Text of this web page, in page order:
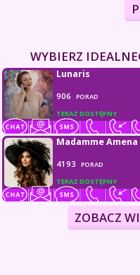
WYBIERZ
TERAZ DOSTĘPNY
Lunaris
906
PORAD
TERAZ DOSTĘPNY
Madamme Amena
4193
PORAD
ZOBACZ